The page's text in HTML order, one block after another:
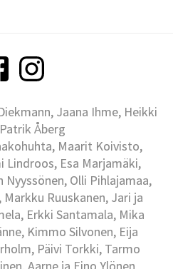
Jaana Ihme, Heikki
Åberg
Maarit Koivisto,
Lindroos, Esa Marjamäki,
Nyyssönen, Olli Pihlajamaa,
Ruuskanen, Jari ja
Erkki Santamala, Mika
Kimmo Silvonen, Eija
Päivi Torkki, Tarmo